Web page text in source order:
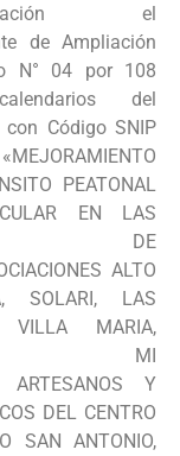
Intranet
el
de Ampliación
N° 04 por 108
del
con Código SNIP
«MEJORAMIENTO
PEATONAL
EN LAS
DE
ALTO
SOLARI, LAS
VILLA MARIA,
MI
ARTESANOS Y
DEL CENTRO
SAN ANTONIO,